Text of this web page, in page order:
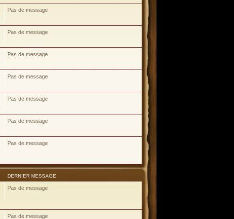
Pas de message
Pas de message
Pas de message
Pas de message
Pas de message
Pas de message
Pas de message
DERNIER MESSAGE
Pas de message
Pas de message